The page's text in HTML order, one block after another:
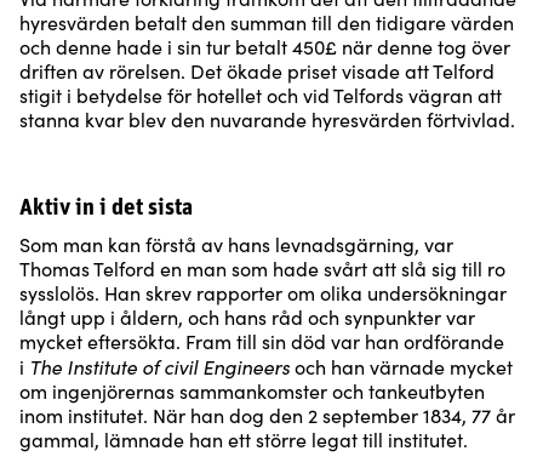
hyresvärden betalt den summan till den tidigare värden
och denne hade i sin tur betalt 450£ när denne tog över
driften av rörelsen. Det ökade priset visade att Telford
stigit i betydelse för hotellet och vid Telfords vägran att
stanna kvar blev den nuvarande hyresvärden förtvivlad.
Aktiv in i det sista
Som man kan förstå av hans levnadsgärning, var
Thomas Telford en man som hade svårt att slå sig till ro
sysslolös. Han skrev rapporter om olika undersökningar
långt upp i åldern, och hans råd och synpunkter var
mycket eftersökta. Fram till sin död var han ordförande
i The Institute of civil Engineersoch han värnade mycket
om ingenjörernas sammankomster och tankeutbyten
inom institutet. När han dog den 2 september 1834, 77 år
gammal, lämnade han ett större legat till institutet.